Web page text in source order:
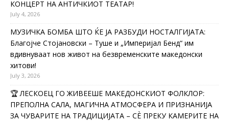
КОНЦЕРТ НА АНТИЧКИОТ ТЕАТАР!
July 4, 2026
МУЗИЧКА БОМБА ШТО ЌЕ ЈА РАЗБУДИ НОСТАЛГИЈАТА:
Благојче Стојановски – Туше и „Империјал Бенд“ им
вдивнуваат нов живот на безвременските македонски
хитови!
July 3, 2026
🏆 ЛЕСКОЕЦ ГО ЖИВЕЕШЕ МАКЕДОНСКИОТ ФОЛКЛОР:
ПРЕПОЛНА САЛА, МАГИЧНА АТМОСФЕРА И ПРИЗНАНИЈА
ЗА ЧУВАРИТЕ НА ТРАДИЦИЈАТА – СÈ ПРЕКУ КАМЕРИТЕ НА